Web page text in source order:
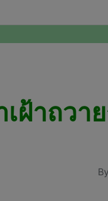
ฝ้าถวา
By